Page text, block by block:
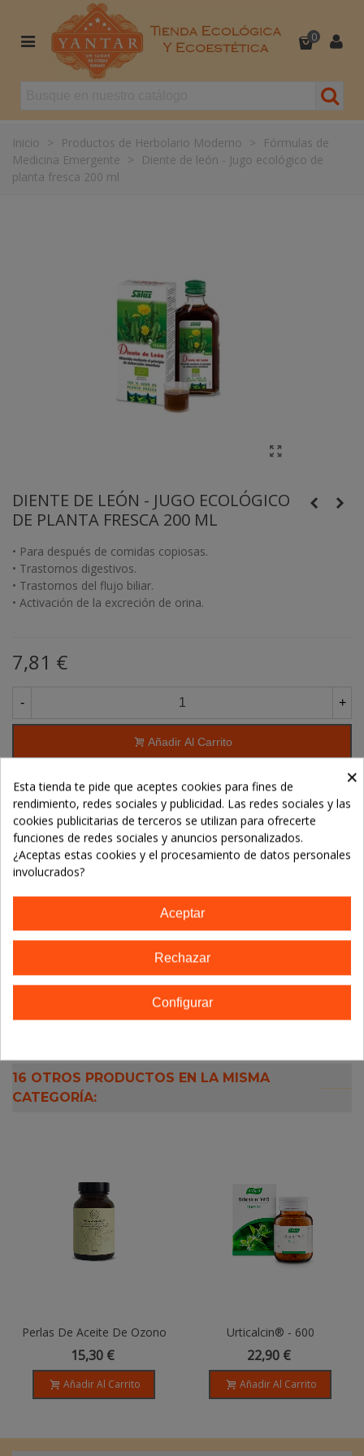
0
Inicio > Productos de Herbolario Moderno >
Fórmulas de
Medicina Emergente >
Diente de león - Jugo ecológico de
planta fresca 200 ml
DIENTE DE LEÓN - JUGO ECOLÓGICO
DE PLANTA FRESCA 200 ML
• Para después de comidas copiosas.
• Trastornos digestivos.
• Trastornos del flujo biliar.
• Activación de la excreción de orina.
7,81 €
- +
Añadir Al Carrito
Referencia:
Marca: Salus
TE GUSTARÁN
Descripción
16 OTROS PRODUCTOS EN LA MISMA
CATEGORÍA:
Perlas De Aceite De Ozono
Eco - 100 Perlas
15,30 €
Añadir Al Carrito
Urticalcin® - 600
Comprimidos
22,90 €
Añadir Al Carrito
×
Esta tienda te pide que aceptes cookies para fines de
rendimiento, redes sociales y publicidad. Las redes sociales y las
cookies publicitarias de terceros se utilizan para ofrecerte
funciones de redes sociales y anuncios personalizados.
¿Aceptas estas cookies y el procesamiento de datos personales
involucrados?
Aceptar
Rechazar
Configurar